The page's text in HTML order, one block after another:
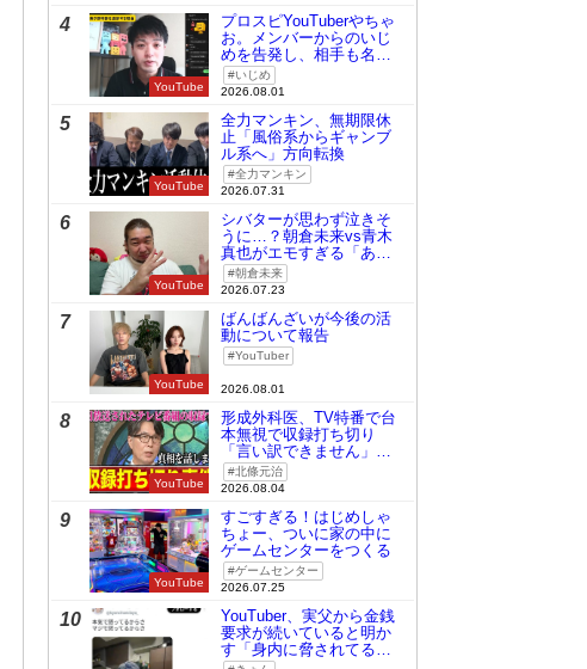
4
YouTube
プロスピYouTuberやちゃ
お。メンバーからのいじ
めを告発し、相手も名指
しで批判
いじめ
2026.08.01
5
YouTube
全力マンキン、無期限休
止「風俗系からギャンブ
ル系へ」方向転換
全力マンキン
2026.07.31
6
YouTube
シバターが思わず泣きそ
うに…？朝倉未来vs青木
真也がエモすぎる「あの
時の桜庭和志は今の青木
真也」
朝倉未来
2026.07.23
7
YouTube
ばんばんざいが今後の活
動について報告
YouTuber
2026.08.01
8
YouTube
形成外科医、TV特番で台
本無視で収録打ち切り
「言い訳できません」と
謝罪北條元治
2026.08.04
9
YouTube
すごすぎる！はじめしゃ
ちょー、ついに家の中に
ゲームセンターをつくる
ゲームセンター
2026.07.25
10
YouTuber、実父から金銭
要求が続いていると明か
す「身内に脅されてる